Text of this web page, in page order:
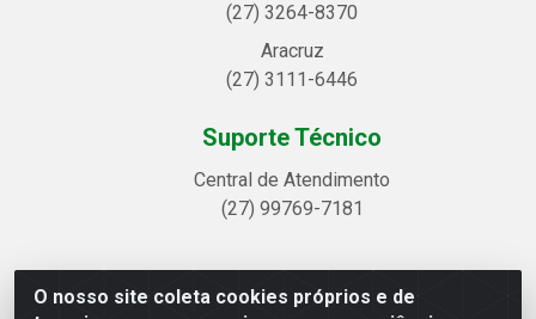
O nosso site coleta cookies próprios e de
(27) 3264-8370
Aracruz
(27) 3111-6446
Suporte Técnico
Central de Atendimento
(27) 99769-7181
Linhavix Distribuidora LTDA - Avenida Alegre, 2521 -